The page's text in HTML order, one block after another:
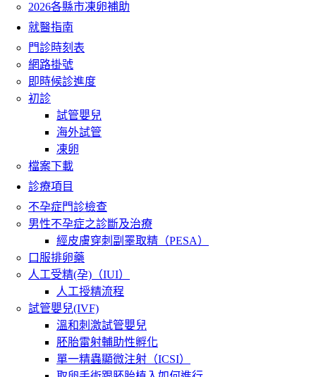
2026各縣市凍卵補助
就醫指南
門診時刻表
網路掛號
即時候診進度
初診
試管嬰兒
海外試管
凍卵
檔案下載
診療項目
不孕症門診檢查
男性不孕症之診斷及治療
經皮膚穿刺副睪取精（PESA）
口服排卵藥
人工受精(孕)（IUI）
人工授精流程
試管嬰兒(IVF)
溫和刺激試管嬰兒
胚胎雷射輔助性孵化
單一精蟲顯微注射（ICSI）